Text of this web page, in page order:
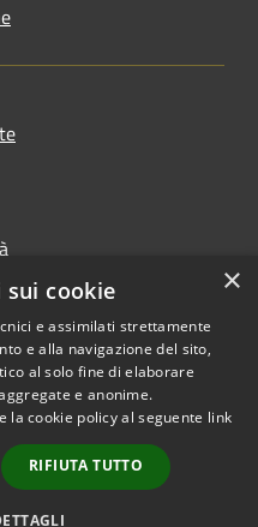
Copyright © 2026 • Comune di
Caltanissetta • Powered by
Municipium•Accesso
redazione
×
cookie
e assimilati strettamente
e alla navigazione del sito,
al solo fine di elaborare
e anonime.
la cookie policy al seguente link
RIFIUTA TUTTO